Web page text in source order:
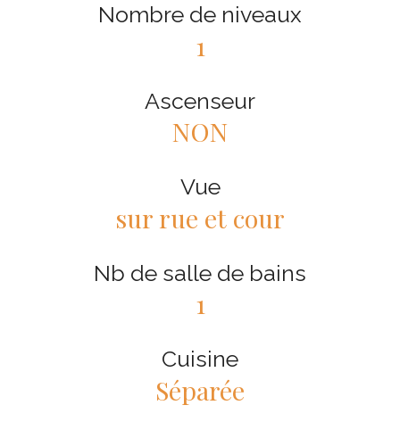
Nombre de niveaux
1
Ascenseur
NON
Vue
sur rue et cour
Nb de salle de bains
1
Cuisine
Séparée